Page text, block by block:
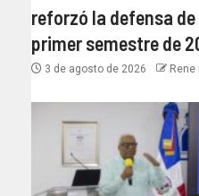
reforzó la defensa
primer semestre de
3 de agosto de 2026